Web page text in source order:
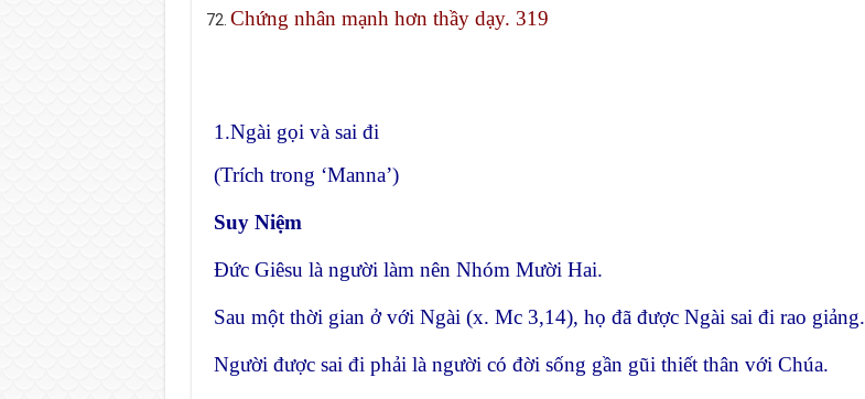
Chứng nhân mạnh hơn thầy dạy. 319
1.Ngài gọi và sai đi
(Trích trong ‘Manna’)
Suy Niệm
Đức Giêsu là người làm nên Nhóm Mười Hai.
Sau một thời gian ở với Ngài (x. Mc 3,14), họ đã được Ngài sai đi rao giảng.
Người được sai đi phải là người có đời sống gần gũi thiết thân với Chúa.